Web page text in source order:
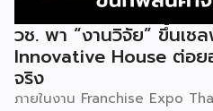
วช. พา “งานวิจัย” ขึ้นเช
Innovative House ต่อ
จริง
ภายในงาน Franchise Expo